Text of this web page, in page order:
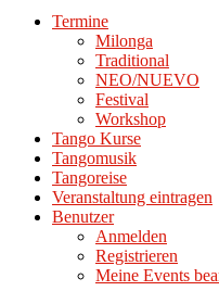
ein-/ausblenden
ein-/ausblenden
Termine
Milonga
Traditional
NEO/NUEVO
Festival
Workshop
Tango Kurse
Tangomusik
Tangoreise
Veranstaltung eintragen
Benutzer
Anmelden
Registrieren
Meine Events